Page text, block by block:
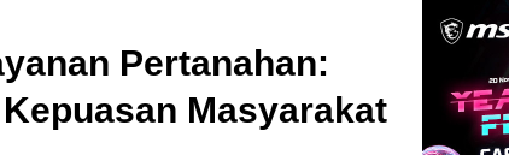
Pertanahan:
Masyarakat